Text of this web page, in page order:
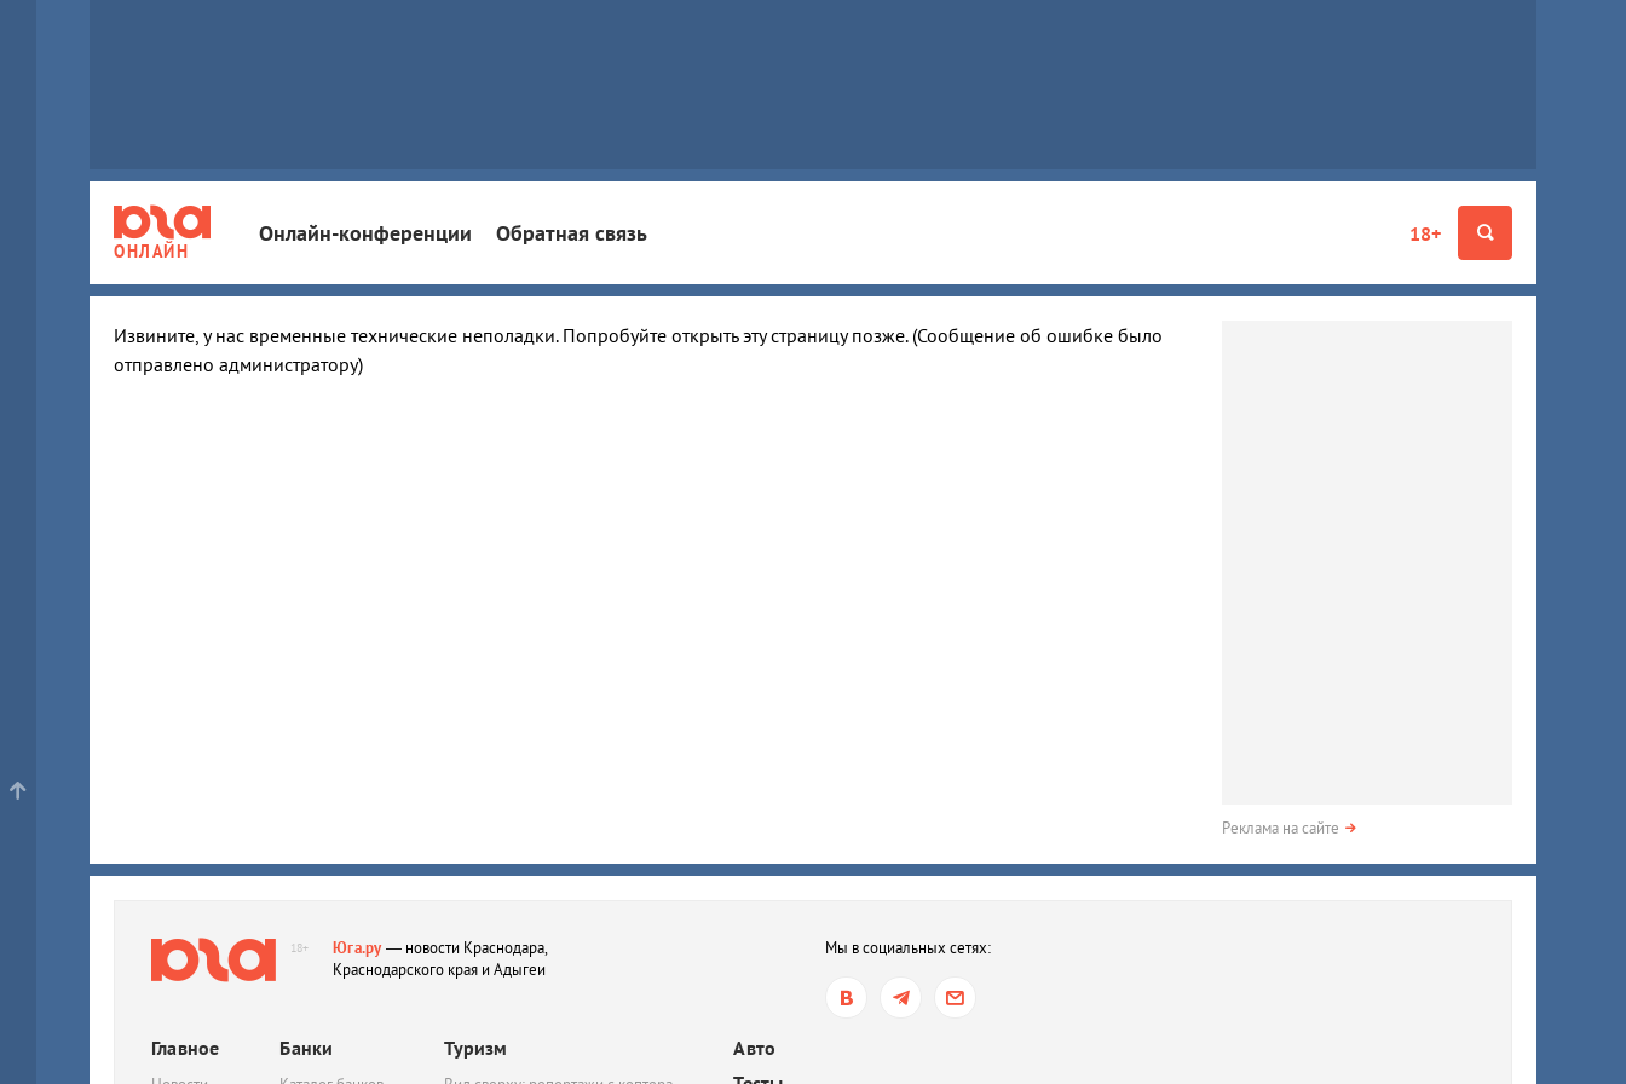
ОНЛАЙН
18+
Онлайн-конференции Обратная связь
Извините, у нас временные технические неполадки. Попробуйте открыть эту страницу позже. (Сообщение об ошибке было
отправлено администратору)
Реклама на сайте
18+ Юга.ру— новости Краснодара,
Краснодарского края и Адыгеи
Мы в социальных сетях:
Главное Банки Туризм
Авто